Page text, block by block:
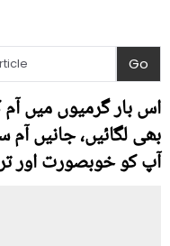
اس بار گرمیوں میں
بھی لگائیں، جانیں
آپ کو خوبصورت اور